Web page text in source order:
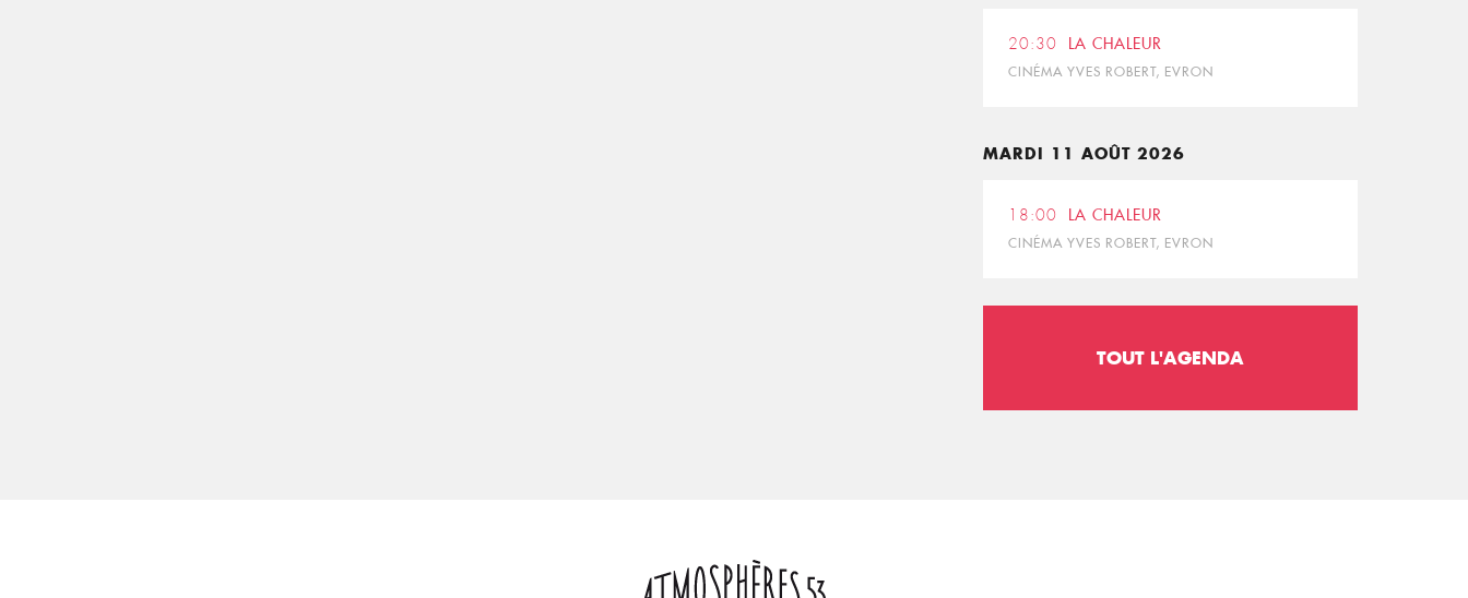
20:30 LA CHALEUR
CINÉMA YVES ROBERT, EVRON
MARDI 11 AOÛT 2026
18:00 LA CHALEUR
CINÉMA YVES ROBERT, EVRON
TOUT L'AGENDA